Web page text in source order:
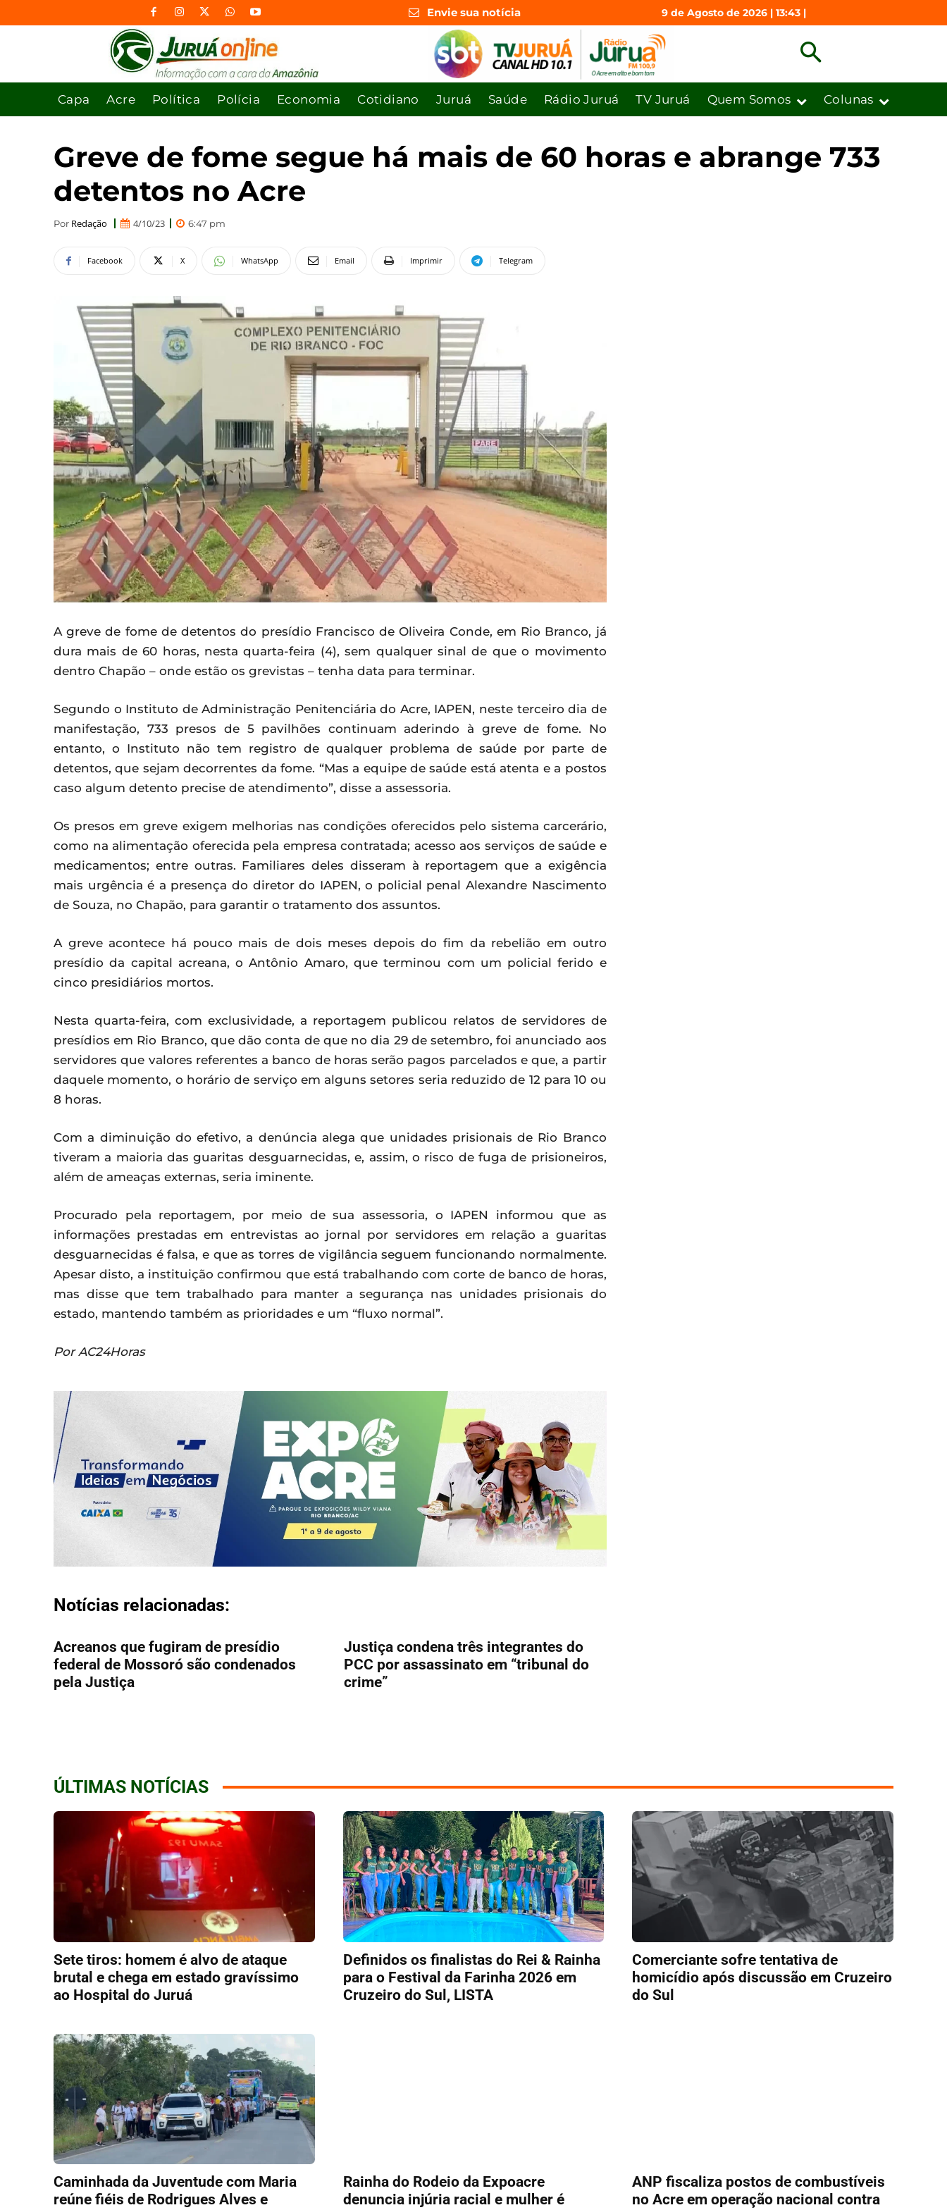
Envie sua notícia 9 de Agosto de 2026 | 13:43 |
Capa Acre Política Polícia Economia Cotidiano Juruá Saúde Rádio Juruá TV Juruá Quem Somos Colunas
Greve de fome segue há mais de 60 horas e abrange 733
detentos no Acre
Por Redação 4/10/23 6:47 pm
Facebook X WhatsApp Email Imprimir Telegram
A greve de fome de detentos do presídio Francisco de Oliveira Conde, em Rio Branco, já
dura mais de 60 horas, nesta quarta-feira (4), sem qualquer sinal de que o movimento
dentro Chapão – onde estão os grevistas – tenha data para terminar.
Segundo o Instituto de Administração Penitenciária do Acre, IAPEN, neste terceiro dia de
manifestação, 733 presos de 5 pavilhões continuam aderindo à greve de fome. No
entanto, o Instituto não tem registro de qualquer problema de saúde por parte de
detentos, que sejam decorrentes da fome. “Mas a equipe de saúde está atenta e a postos
caso algum detento precise de atendimento”, disse a assessoria.
Os presos em greve exigem melhorias nas condições oferecidos pelo sistema carcerário,
como na alimentação oferecida pela empresa contratada; acesso aos serviços de saúde e
medicamentos; entre outras. Familiares deles disseram à reportagem que a exigência
mais urgência é a presença do diretor do IAPEN, o policial penal Alexandre Nascimento
de Souza, no Chapão, para garantir o tratamento dos assuntos.
A greve acontece há pouco mais de dois meses depois do fim da rebelião em outro
presídio da capital acreana, o Antônio Amaro, que terminou com um policial ferido e
cinco presidiários mortos.
Nesta quarta-feira, com exclusividade, a reportagem publicou relatos de servidores de
presídios em Rio Branco, que dão conta de que no dia 29 de setembro, foi anunciado aos
servidores que valores referentes a banco de horas serão pagos parcelados e que, a partir
daquele momento, o horário de serviço em alguns setores seria reduzido de 12 para 10 ou
8 horas.
Com a diminuição do efetivo, a denúncia alega que unidades prisionais de Rio Branco
tiveram a maioria das guaritas desguarnecidas, e, assim, o risco de fuga de prisioneiros,
além de ameaças externas, seria iminente.
Procurado pela reportagem, por meio de sua assessoria, o IAPEN informou que as
informações prestadas em entrevistas ao jornal por servidores em relação a guaritas
desguarnecidas é falsa, e que as torres de vigilância seguem funcionando normalmente.
Apesar disto, a instituição confirmou que está trabalhando com corte de banco de horas,
mas disse que tem trabalhado para manter a segurança nas unidades prisionais do
estado, mantendo também as prioridades e um “fluxo normal”.
Por AC24Horas
Notícias relacionadas:
Acreanos que fugiram de presídio
federal de Mossoró são condenados
pela Justiça
Justiça condena três integrantes do
PCC por assassinato em “tribunal do
crime”
ÚLTIMAS NOTÍCIAS
Sete tiros: homem é alvo de ataque
brutal e chega em estado gravíssimo
ao Hospital do Juruá
Definidos os finalistas do Rei & Rainha
para o Festival da Farinha 2026 em
Cruzeiro do Sul, LISTA
Comerciante sofre tentativa de
homicídio após discussão em Cruzeiro
do Sul
Caminhada da Juventude com Maria
reúne fiéis de Rodrigues Alves e
Rainha do Rodeio da Expoacre
denuncia injúria racial e mulher é
ANP fiscaliza postos de combustíveis
no Acre em operação nacional contra